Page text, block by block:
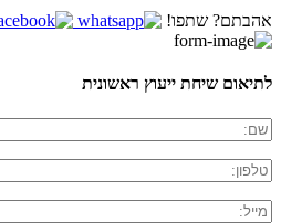
אהבתם? שתפו!
לתיאום שיחת ייעוץ ראשונית